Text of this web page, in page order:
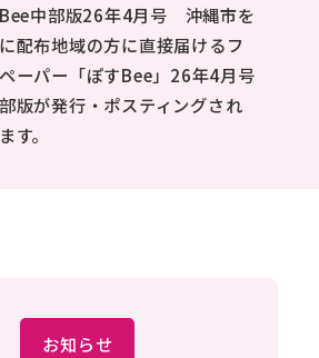
中部版26年4月号 沖縄市を
配布地域の方に直接届けるフ
ーパー「ぽすBee」26年4月号
版が発行・ポスティングされ
す。
お知らせ